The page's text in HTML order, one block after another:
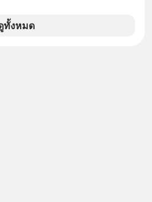
โศกนาฏกรรมของโลกธุรกิจ
หญ่
ทั้งหมด